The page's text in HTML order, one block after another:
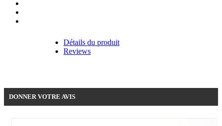
Détails du produit
Reviews
DONNER VOTRE AVIS